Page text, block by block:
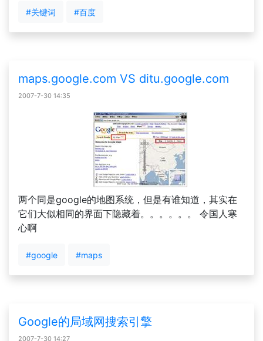
#关键词 #百度
maps.google.com VS ditu.google.com
2007-7-30 14:35
两个同是google的地图系统，但是有谁知道，其实在
它们大似相同的界面下隐藏着。。。。。。 令国人寒
心啊
#google #maps
Google的局域网搜索引擎
2007-7-30 14:27